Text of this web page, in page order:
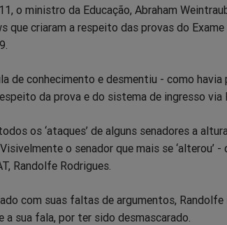
no
Messenger
no
no
o ministro da Educação, Abraham
que criaram a respeito das provas do
de conhecimento e desmentiu - como
da prova e do sistema de ingresso via
os ‘ataques’ de alguns senadores a
o senador que mais se ‘alterou’
Randolfe Rodrigues.
com suas faltas de argumentos,
a sua fala, por ter sido desmascarado.